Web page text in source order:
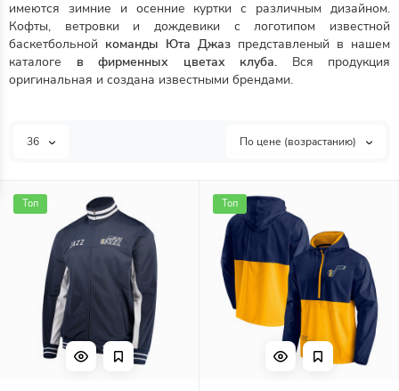
имеются зимние и осенние куртки с различным дизайном.
Кофты, ветровки и дождевики с логотипом известной
баскетбольной команды Юта Джаз представленый в нашем
каталоге в фирменных цветах клуба. Вся продукция
оригинальная и создана известными брендами.
36 По цене (возрастанию)
Топ Топ